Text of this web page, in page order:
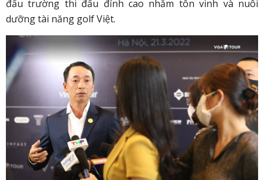
đấu trường thi đấu đỉnh cao nhằm tôn vinh và nuôi
dưỡng tài năng golf Việt.